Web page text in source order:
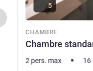
Précédent - Chambre
CHAMBRE
Chambre
5
2 pers. max 16